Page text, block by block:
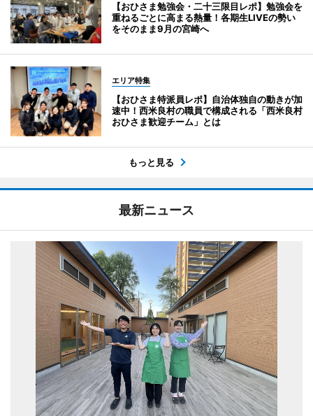
【おひさま勉強会・二十三限目レポ】勉強会を
重ねるごとに高まる熱量！各期生LIVEの勢い
をそのまま9月の宮崎へ
エリア特集
【おひさま特派員レポ】自治体独自の動きが加
速中！西米良村の職員で構成される「西米良村
おひさま歓迎チーム」とは
もっと見る
最新ニュース